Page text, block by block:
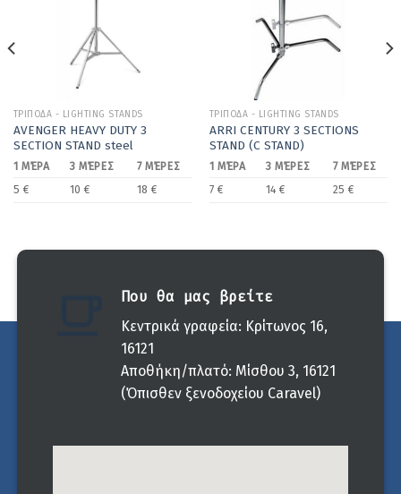
ΤΡΙΠΟΔΑ - LIGHTING STANDS
AVENGER HEAVY DUTY 3
SECTION STAND steel
1 ΜΈΡΑ 3 ΜΈΡΕΣ
7 ΜΈΡΕΣ
5 €
10 € 18 €
ΤΡΙΠΟΔΑ - LIGHTING STANDS
ARRI CENTURY 3 SECTIONS
STAND (C STAND)
1 ΜΈΡΑ 3 ΜΈΡΕΣ
7 ΜΈΡΕΣ
7 €
14 € 25 €
Που θα μας βρείτε
Κεντρικά γραφεία: Κρίτωνος 16,
16121
Αποθήκη/πλατό: Μίσθου 3, 16121
(Όπισθεν ξενοδοχείου Caravel)